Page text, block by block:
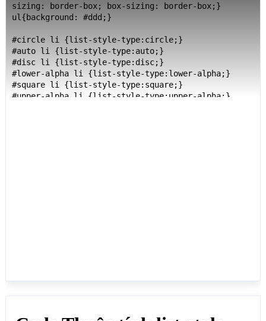
sizing: border-box; box-sizing: border-box;}
ul{background: #ddd;}
#circle li {list-style-type:circle;}
#auto li {list-style-type:auto;}
#disc li {list-style-type:disc;}
#lower-alpha li {list-style-type:lower-alpha;}
#square li {list-style-type:square;}
#upper-alpha li {list-style-type:upper-alpha;}